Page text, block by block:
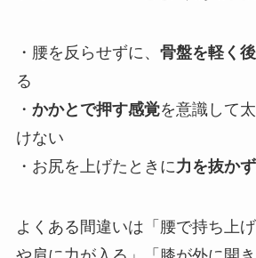
・腰を反らせずに、 骨盤を軽く
る
・ かかとで押す感覚を意識して
けない
・お尻を上げたときに力を抜か
よくある間違いは「腰で持ち上